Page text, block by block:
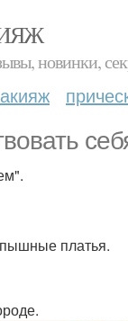
новинки,
платья.